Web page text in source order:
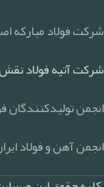
شرکت فولاد مبارکه
شرکت آتیه فولاد
انجمن تولیدکنندگان
انجمن آهن و فولاد